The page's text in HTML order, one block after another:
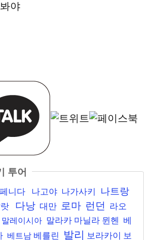
야
투어
니다 나고야 나가사키 나트랑
다낭 대만 로마 런던 라오
말레이시아 말라카 마닐라 뮌헨 베
베트남 베를린 발리 보라카이 보